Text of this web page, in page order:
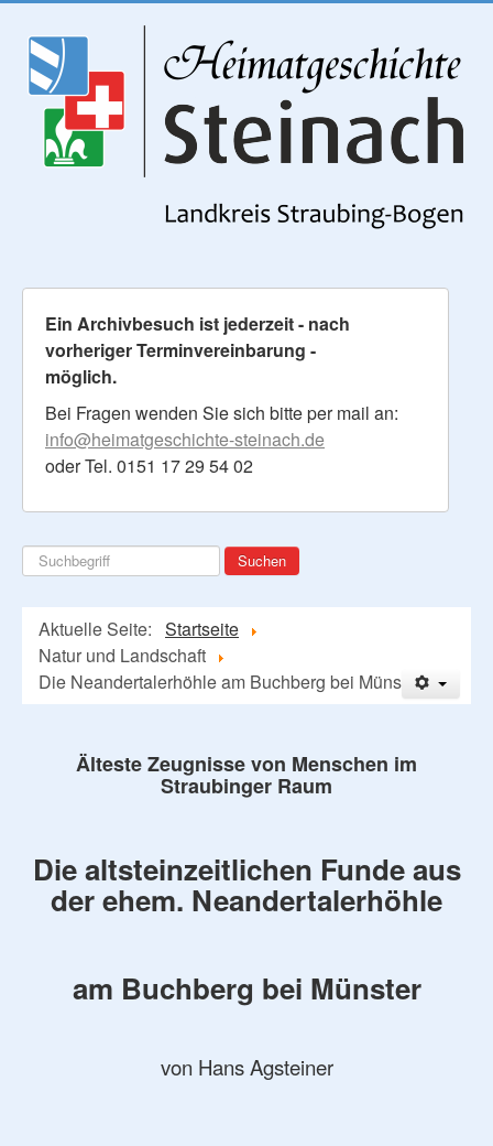
Ein Archivbesuch ist jederzeit - nach
vorheriger Terminvereinbarung -
möglich.
Bei Fragen wenden Sie sich bitte per mail an:
info@heimatgeschichte-steinach.de
oder Tel. 0151 17 29 54 02
Suchen
...
Suchen
Aktuelle Seite: Startseite
Natur und Landschaft
Die Neandertalerhöhle am Buchberg bei Münster
Älteste Zeugnisse von Menschen im
Straubinger Raum
Die altsteinzeitlichen Funde aus
der ehem. Neandertalerhöhle
am Buchberg bei Münster
von Hans Agsteiner